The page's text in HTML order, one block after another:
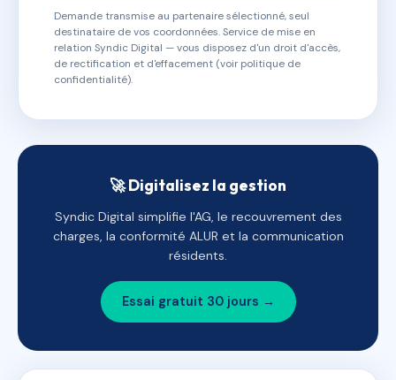
Demande transmise au partenaire sélectionné, seul
destinataire de vos coordonnées. Service de mise en
relation Syndic Digital — vous disposez d'un droit d'accès,
de rectification et d'effacement (voir politique de
confidentialité).
🚀 Digitalisez la gestion
Syndic Digital simplifie l'AG, le recouvrement des
charges, la conformité ALUR et la communication
résidents.
Essai gratuit 30 jours →